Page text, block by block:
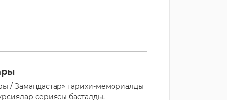
/ Замандастар» тарихи-мемориалды
сериясы басталды.